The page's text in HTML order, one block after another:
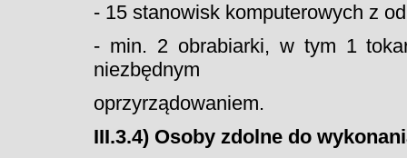
- 15 stanowisk komputerowych z
- min. 2 obrabiarki, w tym 1
niezbędnym
oprzyrządowaniem.
III.3.4) Osoby zdolne do